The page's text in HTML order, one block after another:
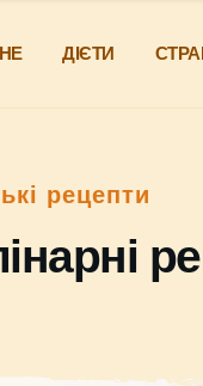
ДІЄТИ
рецепти